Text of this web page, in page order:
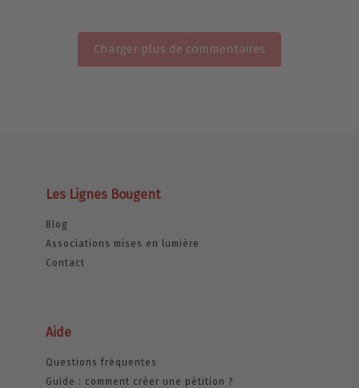
Charger plus de commentaires
Les Lignes Bougent
Blog
Associations mises en lumière
Contact
Aide
Questions fréquentes
Guide : comment créer une pétition ?